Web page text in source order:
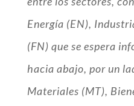
Energía (EN),
(FN) que se espera
hacia abajo, por un
Materiales (MT),